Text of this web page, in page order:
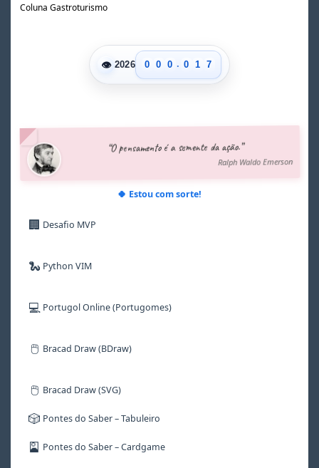
Coluna Gastroturismo
👁 2026
0
1
6
9
0
1
6
9
0
1
6
9
. 0
1
6
9
0
1
2
7
6
7
8
“O pensamento é a semente da ação.”
Ralph Waldo Emerson
🍀 Estou com sorte!
🏢 Desafio MVP
🐍 Python VIM
💻 Portugol Online (Portugomes)
🖱️ Bracad Draw (BDraw)
🖱️ Bracad Draw (SVG)
🎲 Pontes do Saber – Tabuleiro
🎴 Pontes do Saber – Cardgame